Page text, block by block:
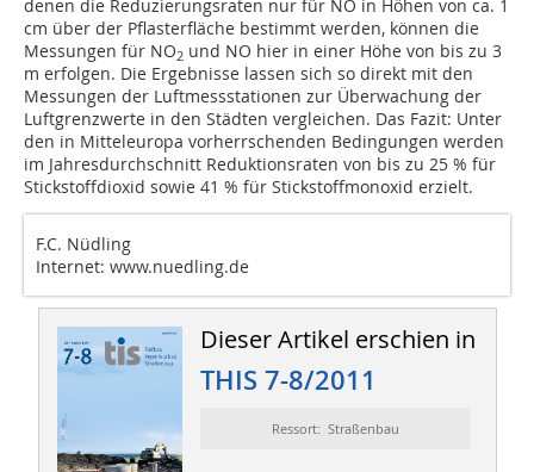
denen die Reduzierungsraten nur für NO in Höhen von ca. 1
cm über der Pflasterfläche bestimmt werden, können die
Messungen für NO2 und NO hier in einer Höhe von bis zu 3
m erfolgen. Die Ergebnisse lassen sich so direkt mit den
Messungen der Luftmessstationen zur Überwachung der
Luftgrenzwerte in den Städten vergleichen. Das Fazit: Unter
den in Mitteleuropa vorherrschenden Bedingungen werden
im Jahresdurchschnitt Reduktionsraten von bis zu 25 % für
Stickstoffdioxid sowie 41 % für Stickstoffmonoxid erzielt.
F.C. Nüdling
Internet: www.nuedling.de
Dieser Artikel erschien in
THIS 7-8/2011
Ressort: Straßenbau